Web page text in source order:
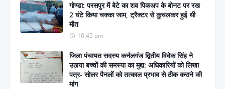
गोण्डा: परसपुर में बेटे का शव पिकअप के बोनट पर रख
2 घंटे किया चक्का जाम, ट्रैक्टर से कुचलकर हुई थी
मौत
10:45 pm
जिला पंचायत सदस्य कर्नलगंज द्वितीय विवेक सिंह ने
उठाया बच्चों की समस्या का मुद्दा: अधिकारियों को लिखा
पत्र- सोलर पैनलों को तत्काल प्रभाव से ठीक कराने की
मांग